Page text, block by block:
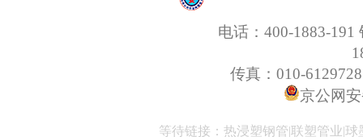
电话：400-1883-191
传真：010-
京公网
等待链接：热浸塑钢管|联塑管业|